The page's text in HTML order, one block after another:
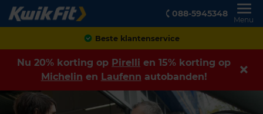
088-5945348
Menu
Beste klantenservice
Nu 20% korting op Pirelli en 15% korting op
Michelin en Laufenn autobanden!